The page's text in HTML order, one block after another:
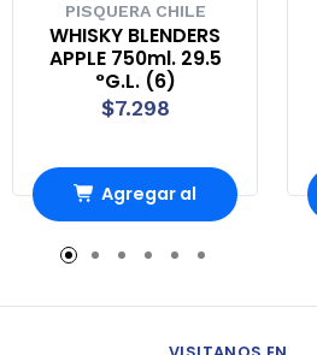
PISQUERA CHILE
WHISKY BLENDERS
APPLE 750ml. 29.5
°G.L. (6)
$7.298
Agregar al
Carro